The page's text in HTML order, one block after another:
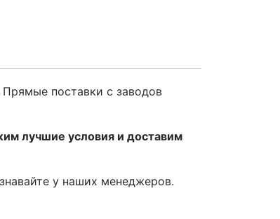
Прямые поставки с заводов
лучшие условия и доставим
у наших менеджеров.